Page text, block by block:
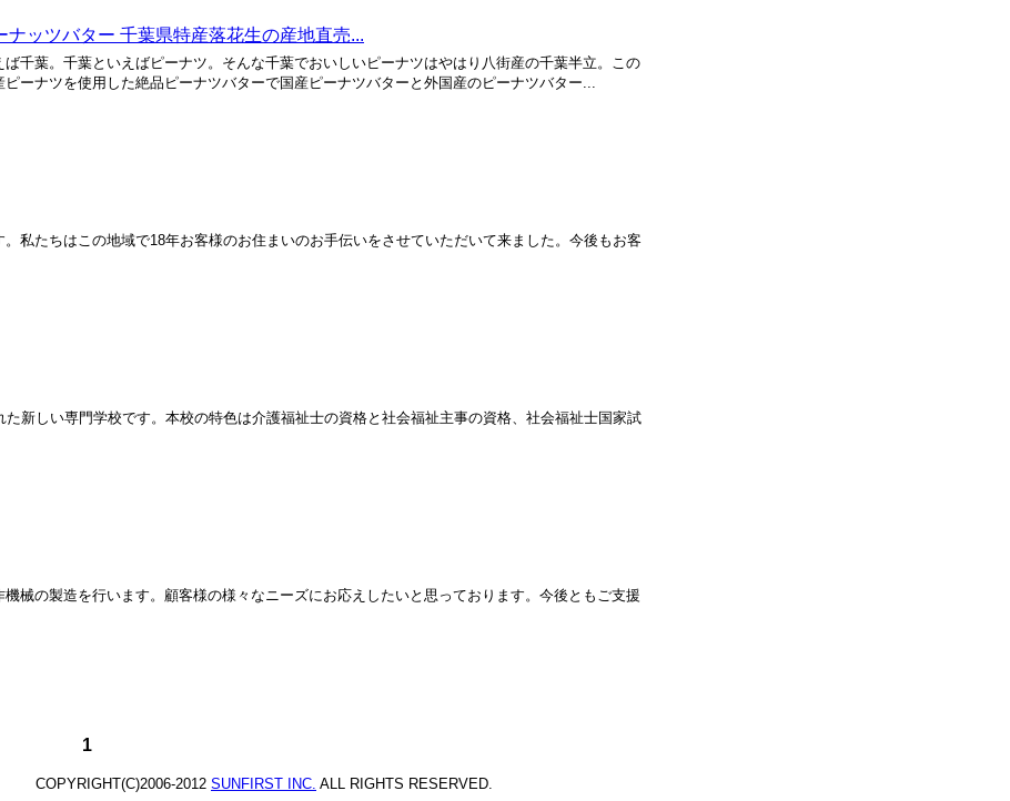
ッツバター 千葉県特産落花生の産地直売...
千葉。千葉といえばピーナツ。そんな千葉でおいしいピーナツはやはり八街産の千葉半立。この
ーナツを使用した絶品ピーナツバターで国産ピーナツバターと外国産のピーナツバター...
私たちはこの地域で18年お客様のお住まいのお手伝いをさせていただいて来ました。今後もお客
新しい専門学校です。本校の特色は介護福祉士の資格と社会福祉主事の資格、社会福祉士国家試
械の製造を行います。顧客様の様々なニーズにお応えしたいと思っております。今後ともご支援
1
COPYRIGHT(C)2006-2012 SUNFIRST INC. ALL RIGHTS RESERVED.